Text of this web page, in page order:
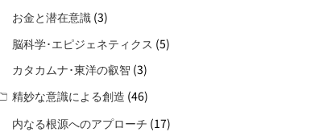
お金と潜在意識 (3)
脳科学･エピジェネティクス (5)
カタカムナ･東洋の叡智 (3)
精妙な意識による創造 (46)
内なる根源へのアプローチ (17)